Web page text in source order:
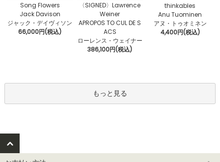
Song Flowers
Jack Davison
ジャック・デイヴィソン
66,000円(税込)
〈SIGNED〉Lawrence
Weiner
APROPOS TO CUL DE S
ACS
ローレンス・ウェイナー
386,100円(税込)
thinkables
Anu Tuominen
アヌ・トゥオミネン
4,400円(税込)
もっと見る